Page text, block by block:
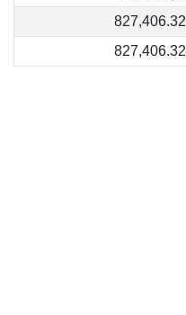
827,406.32
827,406.32